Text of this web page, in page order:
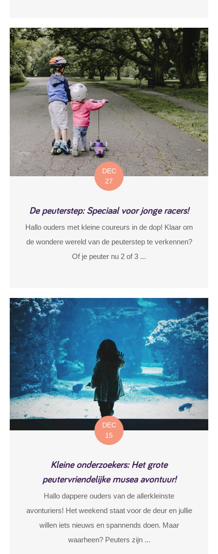
DEC
27
De peuterstep: Speciaal voor jonge racers!
Hallo ouders met kleine coureurs in de dop! Klaar om
de wondere wereld van de peuterstep te verkennen?
Of je peuter nu 2 of 3 ...
DEC
15
Kleine onderzoekers: Het grote
peutervriendelijke musea avontuur!
Hallo dappere ouders van de allerkleinste
avonturiers! Het weekend staat voor de deur en jullie
willen iets nieuws en spannends doen. Maar
waarheen? Peuters zijn ...